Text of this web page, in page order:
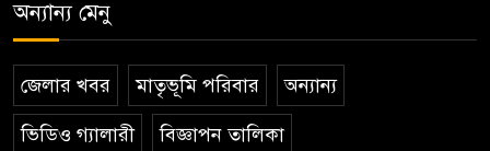
অন্যান্য মেনু
জেলার খবর মাতৃভূমি পরিবার অন্যান্য
ভিডিও গ্যালারী বিজ্ঞাপন তালিকা